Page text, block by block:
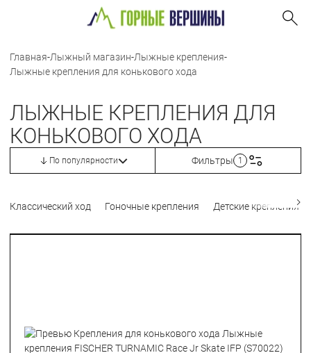
Главная-Лыжный магазин-Лыжные крепления-
Лыжные крепления для конькового хода
ЛЫЖНЫЕ КРЕПЛЕНИЯ ДЛЯ
КОНЬКОВОГО ХОДА
По популярности Фильтры 1
Классический ход Гоночные крепления Детские крепления